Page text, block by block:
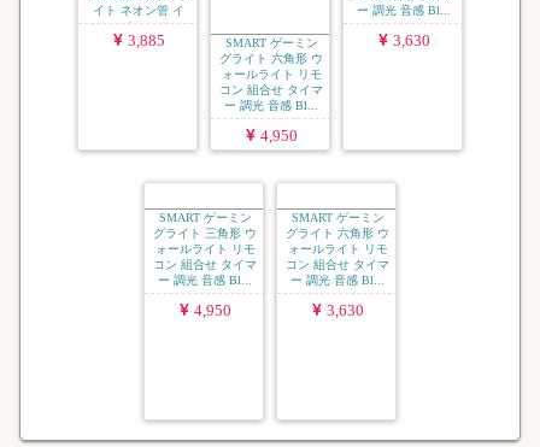
LED ネオンサイン
SMART ゲーミン
グライト 六角形 ウ
ォールライト リモ
コン 組合せ タイマ
ー 調光 音感 Bl...
4,950
SMART ゲーミン
SMART ゲーミン
SMART ゲーミン